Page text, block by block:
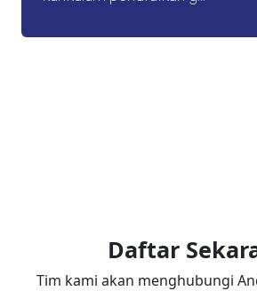
Daftar
Tim kami akan menghubungi